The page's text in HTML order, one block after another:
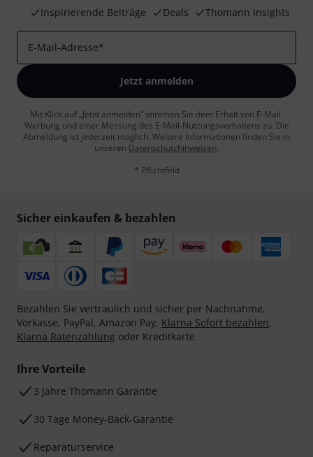
Inspirierende Beiträge
Deals Thomann Insights
E-Mail-Adresse*
Jetzt anmelden
Mit Klick auf „Jetzt anmelden“ stimmen Sie dem Erhalt von E-Mail-
Werbung und einer Messung des E-Mail-Nutzungsverhaltens zu. Die
Abmeldung ist jederzeit möglich. Weitere Informationen finden Sie in
unseren Datenschutzhinweisen.
* Pflichtfeld
Sicher einkaufen & bezahlen
Bezahlen Sie vertraulich und sicher per Nachnahme,
Vorkasse, PayPal, Amazon Pay, Klarna Sofort bezahlen,
Klarna Ratenzahlung oder Kreditkarte.
Ihre Vorteile
3 Jahre Thomann Garantie
30 Tage Money-Back-Garantie
Reparaturservice